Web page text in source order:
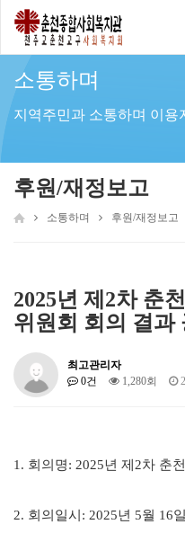
소통하며
지역주민과 소통하며 이용
후원/재정보고
소통하며 후원/재정보고
2025년 제2차 춘
위원회 회의 결과
최고관리자
0건
1,280회
1. 회의명: 2025년 제 2차 춘
2. 회의일시 : 2025년 5월 16일